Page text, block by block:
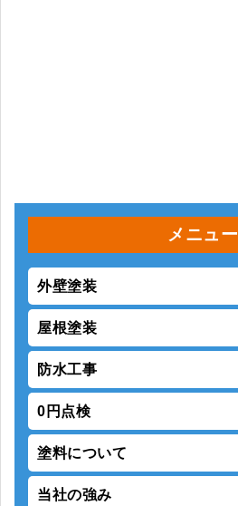
メニュー
外壁塗装
屋根塗装
防水工事
0円点検
塗料について
当社の強み